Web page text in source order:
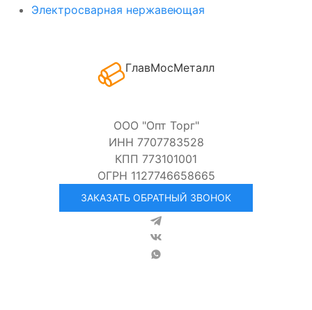
Электросварная нержавеющая
ГлавМосМеталл
ООО "Опт Торг"
ИНН 7707783528
КПП 773101001
ОГРН 1127746658665
ЗАКАЗАТЬ ОБРАТНЫЙ ЗВОНОК